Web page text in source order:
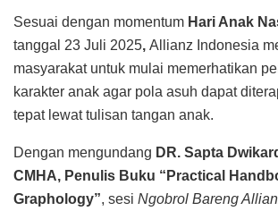
Sesuai dengan momentum Hari Anak
tanggal 23 Juli 2025, Allianz Indonesia
masyarakat untuk mulai memerhatikan
karakter anak agar pola asuh dapat
tepat lewat tulisan tangan anak.
Dengan mengundang DR. Sapta
CMHA, Penulis Buku “Practical
Graphology”, sesi Ngobrol Bareng